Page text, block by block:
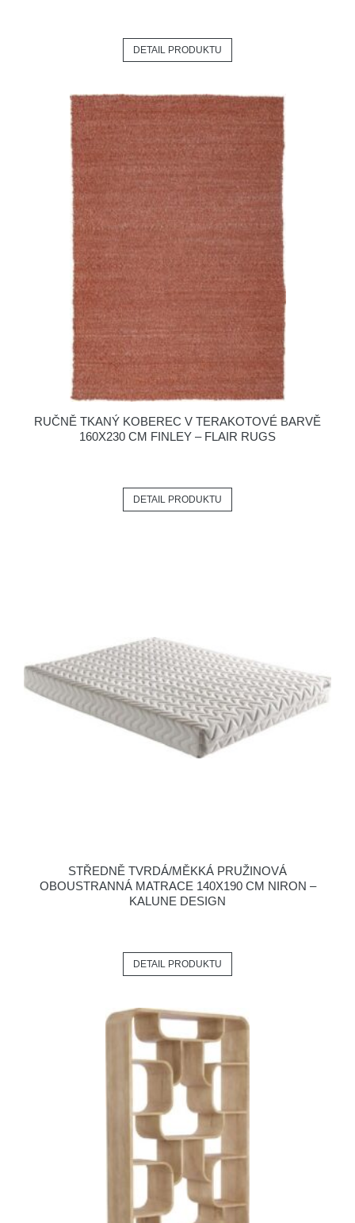
DETAIL PRODUKTU
RUČNĚ TKANÝ KOBEREC V TERAKOTOVÉ BARVĚ
160X230 CM FINLEY – FLAIR RUGS
DETAIL PRODUKTU
STŘEDNĚ TVRDÁ/MĚKKÁ PRUŽINOVÁ
OBOUSTRANNÁ MATRACE 140X190 CM NIRON –
KALUNE DESIGN
DETAIL PRODUKTU